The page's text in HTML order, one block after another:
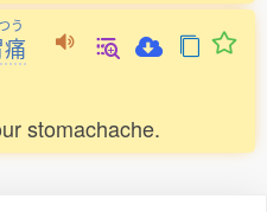
う
stomachache.